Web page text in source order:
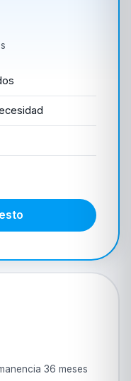
36 meses